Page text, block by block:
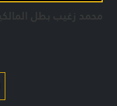
محمد زغيب بطل المالكية